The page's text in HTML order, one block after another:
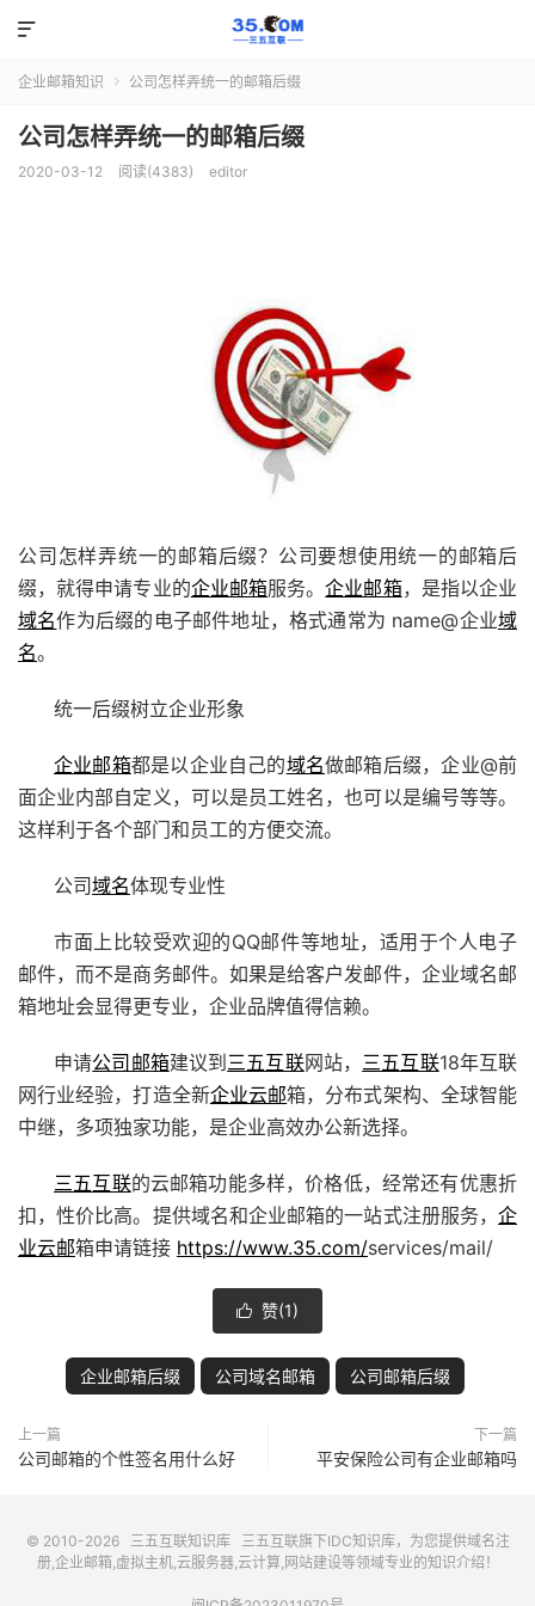

企业邮箱知识  公司怎样弄统一的邮箱后缀
公司怎样弄统一的邮箱后缀
2020-03-12 阅读(4383) editor
公司怎样弄统一的邮箱后缀？公司要想使用统一的邮箱后
缀，就得申请专业的企业邮箱服务。企业邮箱，是指以企业
域名作为后缀的电子邮件地址，格式通常为 name@企业域
名。
统一后缀树立企业形象
企业邮箱都是以企业自己的域名做邮箱后缀，企业@前
面企业内部自定义，可以是员工姓名，也可以是编号等等。
这样利于各个部门和员工的方便交流。
公司域名体现专业性
市面上比较受欢迎的QQ邮件等地址，适用于个人电子
邮件，而不是商务邮件。如果是给客户发邮件，企业域名邮
箱地址会显得更专业，企业品牌值得信赖。
申请公司邮箱建议到 三五互联网站， 三五互联18年互联
网行业经验，打造全新企业云邮箱，分布式架构、全球智能
中继，多项独家功能，是企业高效办公新选择。
三五互联的云邮箱功能多样，价格低，经常还有优惠折
扣，性价比高。提供域名和企业邮箱的一站式注册服务， 企
业云邮箱申请链接 https://www.35.com/services/mail/
 赞(1)
企业邮箱后缀 公司域名邮箱 公司邮箱后缀
上一篇
公司邮箱的个性签名用什么好
下一篇
平安保险公司有企业邮箱吗
© 2010-2026 三五互联知识库 三五互联旗下IDC知识库，为您提供域名注
册,企业邮箱,虚拟主机,云服务器,云计算,网站建设等领域专业的知识介绍！